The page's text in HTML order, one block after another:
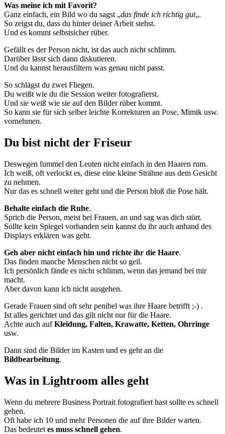
Was meine ich mit Favorit?
Ganz einfach, ein Bild wo du sagst „das finde ich richtig gut„.
So zeigst du, dass du hinter deiner Arbeit stehst.
Und es kommt selbstsicher rüber.
Gefällt es der Person nicht, ist das auch nicht schlimm.
Darüber lässt sich dann diskutieren.
Und du kannst herausfiltern was genau nicht passt.
So schlägst du zwei Fliegen.
Du weißt wie du die Session weiter fotografierst.
Und sie weiß wie sie auf den Bilder rüber kommt.
So kann sie für sich selber leichte Korrekturen an Pose, Mimik usw.
vornehmen.
Du bist nicht der Friseur
Deswegen fummel den Leuten nicht einfach in den Haaren rum.
Ich weiß, oft verlockt es, diese eine kleine Strähne aus dem Gesicht
zu nehmen.
Nur das es schnell weiter geht und die Person bloß die Pose hält.
Behalte einfach die Ruhe.
Sprich die Person, meist bei Frauen, an und sag was dich stört.
Sollte kein Spiegel vorhanden sein kannst du ihr auch anhand des
Displays erklären was geht.
Geh aber nicht einfach hin und richte ihr die Haare.
Das finden manche Menschen nicht so geil.
Ich persönlich fände es nicht schlimm, wenn das jemand bei mir
macht.
Aber davon kann ich nicht ausgehen.
Gerade Frauen sind oft sehr penibel was ihre Haare betrifft ;-) .
Ist alles gerichtet und das gilt nicht nur für die Haare.
Achte auch aufKleidung, Falten, Krawatte, Ketten, Ohrringe
usw.
Dann sind die Bilder im Kasten und es geht an die
Bildbearbeitung.
Was in Lightroom alles geht
Wenn du mehrere Business Portrait fotografiert hast sollte es schnell
gehen.
Oft habe ich 10 und mehr Personen die auf ihre Bilder warten.
Das bedeutet es muss schnell gehen.